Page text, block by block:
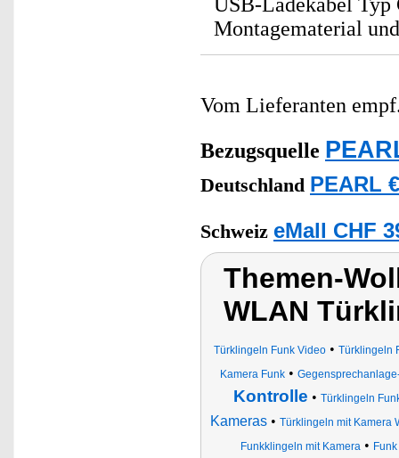
Montagematerial
Vom Lieferanten
Bezugsquelle
Deutschland PEARL
Schweiz eMall CHF
Themen-
WLAN
Türklingeln Funk Video • Türklingeln
Kamera Funk•
Kontrolle • Türklingeln
Kameras • Türklingeln mit Kamera
Funkklingeln mit Kamera •